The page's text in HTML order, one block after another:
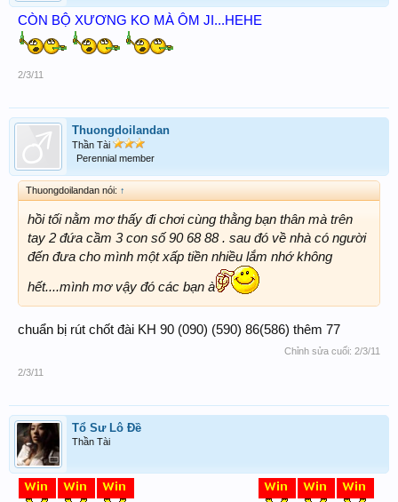
CÒN BỘ XƯƠNG KO MÀ ÔM JI...HEHE
2/3/11
Thuongdoilandan
Thần Tài
Perennial member
Thuongdoilandan nói: ↑
hồi tối nằm mơ thấy đi chơi cùng thằng bạn thân mà trên
tay 2 đứa cầm 3 con số 90 68 88 . sau đó về nhà có người
đến đưa cho mình một xấp tiền nhiều lắm nhớ không
hết....mình mơ vậy đó các bạn à
chuẩn bị rút chốt đài KH 90 (090) (590) 86(586) thêm 77
Chỉnh sửa cuối: 2/3/11
2/3/11
Tổ Sư Lô Đề
Thần Tài